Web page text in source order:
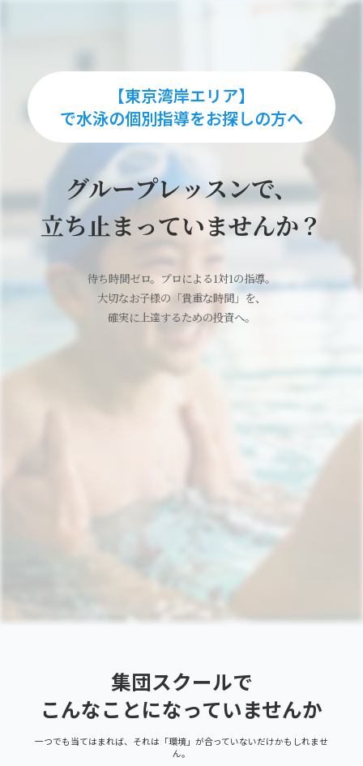
【東京湾岸エリア】
で水泳の個別指導をお探しの方へ
グループレッスンで、
立ち止まっていませんか？
待ち時間ゼロ。プロによる1対1の指導。
大切なお子様の「貴重な時間」を、
確実に上達するための投資へ。
集団スクールで
こんなことになっていませんか
一つでも当てはまれば、それは「環境」が合っていないだけかもしれませ
ん。